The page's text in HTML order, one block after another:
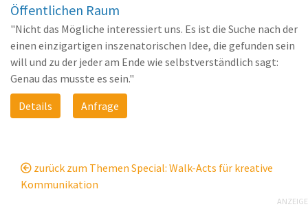
Öffentlichen Raum
"Nicht das Mögliche interessiert uns. Es ist die Suche nach der
einen einzigartigen inszenatorischen Idee, die gefunden sein
will und zu der jeder am Ende wie selbstverständlich sagt:
Genau das musste es sein."
Details
Anfrage
zurück zum Themen Special: Walk-Acts für kreative
Kommunikation
ANZEIGE